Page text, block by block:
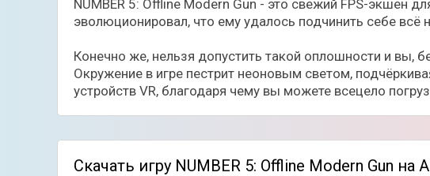
NUMBER 5: Offline Modern Gun - это свежий FPS-экшен
эволюционировал, что ему удалось подчинить себе всё
Конечно же, нельзя допустить такой оплошности и вы,
Окружение в игре пестрит неоновым светом,
устройств VR, благодаря чему вы можете всецело
Скачать игру NUMBER 5: Offline Modern Gun на